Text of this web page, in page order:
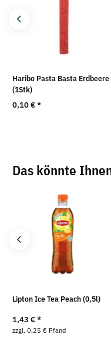
Haribo Pasta Basta Erdbeere
(1Stk)
0,10 €*
Das könnte
Lipton Ice Tea Peach (0,5l)
1,43 €*
zzgl. 0,25 € Pfand